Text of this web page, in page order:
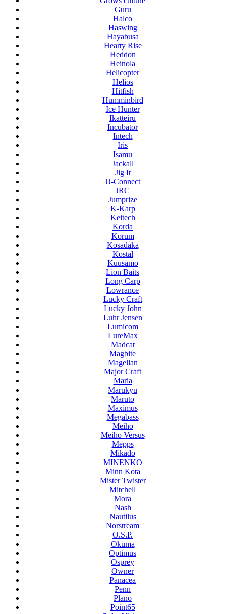
Guru
Halco
Haswing
Hayabusa
Hearty Rise
Heddon
Heinola
Helicopter
Helios
Hitfish
Humminbird
Ice Hunter
Ikatteiru
Incubator
Intech
Iris
Isamu
Jackall
Jig It
JJ-Connect
JRC
Jumprize
K-Karp
Keitech
Korda
Korum
Kosadaka
Kostal
Kuusamo
Lion Baits
Long Carp
Lowrance
Lucky Craft
Lucky John
Luhr Jensen
Lumicom
LureMax
Madcat
Magbite
Magellan
Major Craft
Maria
Marukyu
Maruto
Maximus
Megabass
Meiho
Meiho Versus
Mepps
Mikado
MINENKO
Minn Kota
Mister Twister
Mitchell
Mora
Nash
Nautilus
Norstream
O.S.P.
Okuma
Optimus
Osprey
Owner
Panacea
Penn
Plano
Point65